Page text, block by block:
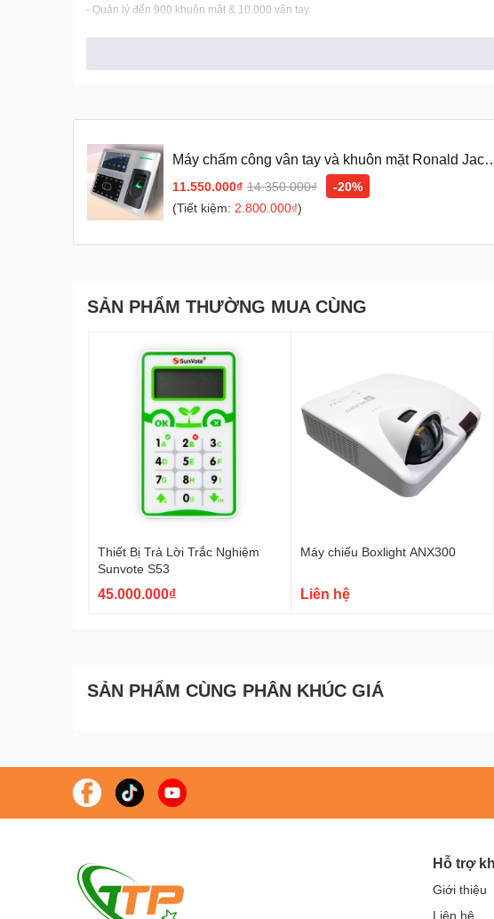
- Quản lý đến 900 khuôn mặt & 10.000 vân tay
- Màn hình cảm ứng cựa nhạy 3 inch
- Dữ liệu trong máy không bị mất khi xãy ra cúp điện .
- Tốc độ xử lý nhanh <1s/1lần chấm công.
- Xuất xứ: Malaysia
- Bảo hành: 12 tháng
Để được tư vấn lắp đặt và sử dụng sản phẩm Quý khách hàng liên hệ
Máy chấm công vân tay và khuôn mặt Ronald Jack
IFACE402
11.550.000₫ 14.350.000₫
-20%
(Tiết kiệm: 2.800.000₫)
SẢN PHẨM THƯỜNG MUA CÙNG
Thiết Bị Trả Lời Trắc Nghiệm
Sunvote S53
45.000.000₫
Máy chiếu Boxlight ANX300
Liên hệ
SẢN PHẨM CÙNG PHÂN KHÚC GIÁ
Hỗ trợ
Giới thiệu
Liên hệ